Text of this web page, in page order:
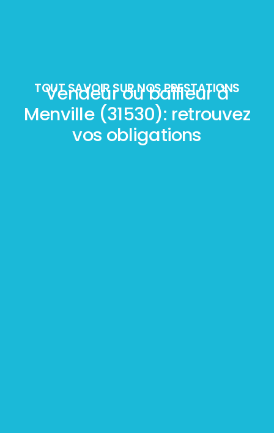
TOUT SAVOIR SUR NOS PRESTATIONS
Vendeur ou bailleur à
Menville (31530): retrouvez
vos obligations